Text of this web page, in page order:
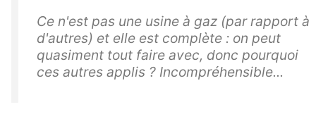
Ce n'est pas une usine à gaz (par rapport à
d'autres) et elle est complète : on peut
quasiment tout faire avec, donc pourquoi
ces autres applis ? Incompréhensible...